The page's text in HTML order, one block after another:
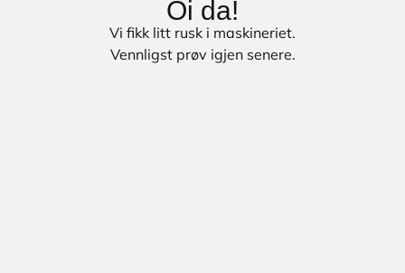
Oi da!
Vi fikk litt rusk i maskineriet.
Vennligst prøv igjen senere.